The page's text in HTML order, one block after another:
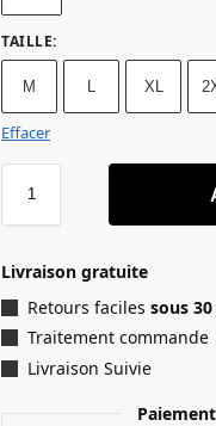
TAILLE:
M L XL
Effacer
Livraison gratuite
Retours facilessous
Traitement commande
Livraison Suivie